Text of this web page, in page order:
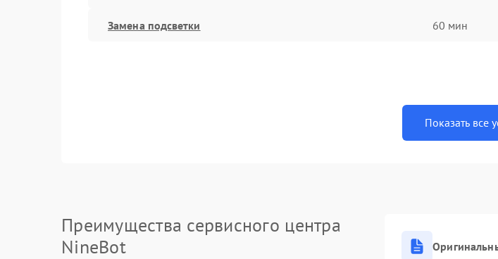
Замена подсветки 60 мин
Показать все
Преимущества сервисного центра
NineBot